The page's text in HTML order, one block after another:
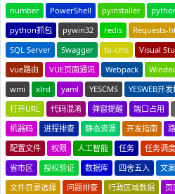
number
PowerShell pyinstaller
python抓包
pywin32 redis Requests-
SQL Server
Swagger to-cms Visual
vue路由
VUE页面通讯 Webpack
wmi
xlrd yaml YESCMS YESWEB开
打开URL
代码混淆 弹窗提醒 端口占用
机器码
进程排查 静态资源 开发指南
配置文件
权限 人工智能 任务 任务调度
省市区
授权验证 数据库 四舍五入 文案
文件目录选择
问题排查 行政区域数据 页